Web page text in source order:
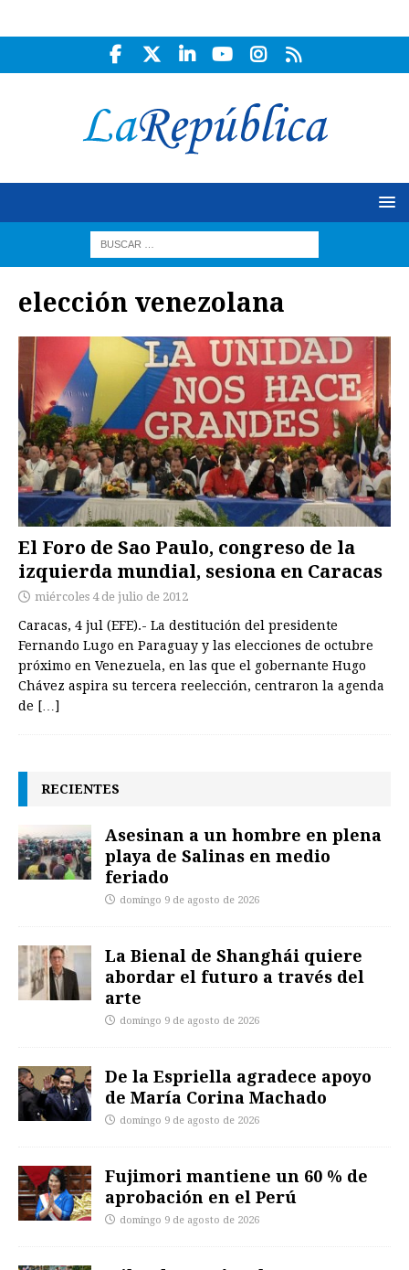
elección venezolana
El Foro de Sao Paulo, congreso de la
izquierda mundial, sesiona en Caracas
miércoles 4 de julio de 2012
Caracas, 4 jul (EFE).- La destitución del presidente
Fernando Lugo en Paraguay y las elecciones de octubre
próximo en Venezuela, en las que el gobernante Hugo
Chávez aspira su tercera reelección, centraron la agenda
de […]
RECIENTES
Asesinan a un hombre en plena
playa de Salinas en medio
feriado
domingo 9 de agosto de 2026
La Bienal de Shanghái quiere
abordar el futuro a través del
arte
domingo 9 de agosto de 2026
De la Espriella agradece apoyo
de María Corina Machado
domingo 9 de agosto de 2026
Fujimori mantiene un 60 % de
aprobación en el Perú
domingo 9 de agosto de 2026